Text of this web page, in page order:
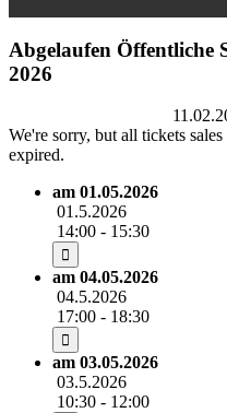
Abgelaufen Öffentliche
2026
We're sorry, but all tickets
expired.
am 01.05.2026
01.5.2026
14:00 - 15:30
am 04.05.2026
04.5.2026
17:00 - 18:30
am 03.05.2026
03.5.2026
10:30 - 12:00